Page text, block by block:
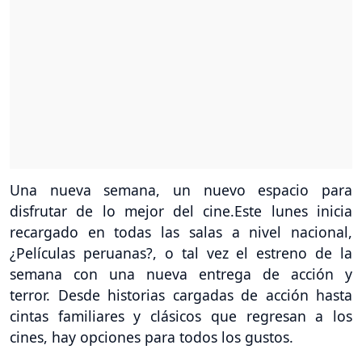
Una nueva semana, un nuevo espacio para
disfrutar de lo mejor del cine.Este lunes inicia
recargado en todas las salas a nivel nacional,
¿Películas peruanas?, o tal vez el estreno de la
semana con una nueva entrega de acción y
terror. Desde historias cargadas de acción hasta
cintas familiares y clásicos que regresan a los
cines, hay opciones para todos los gustos.